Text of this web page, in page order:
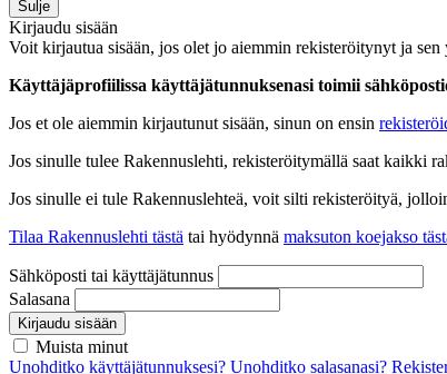
Sulje
Kirjaudu sisään
Voit kirjautua sisään, jos olet jo aiemmin rekisteröitynyt ja
Käyttäjäprofiilissa käyttäjätunnuksenasi toimii
Jos et ole aiemmin kirjautunut sisään, sinun on ensin
Jos sinulle tulee Rakennuslehti, rekisteröitymällä saat kaikki
Jos sinulle ei tule Rakennuslehteä, voit silti rekisteröityä,
Tilaa Rakennuslehti tästä tai hyödynnä maksuton koejakso
Sähköposti tai käyttäjätunnus
Salasana
Kirjaudu sisään
Muista minut
Unohditko käyttäjätunnuksesi? Unohditko salasanasi?